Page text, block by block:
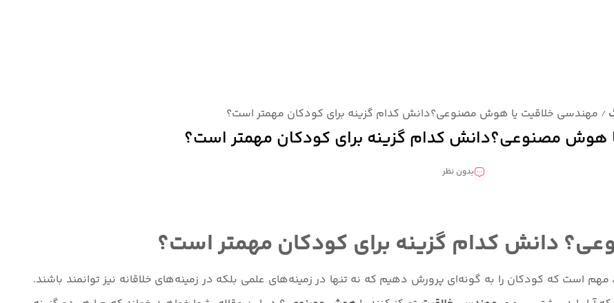
/ مهندسی خلاقیت یا هوش مصنوعی؟دانش کدام گزینه برای کودکان مهمتر است؟
هوش مصنوعی؟دانش کدام گزینه برای کودکان مهمتر است؟
بدون نظر
دانش کدام گزینه برای کودکان مهمتر است؟
است که کودکان را به گونه‌ای پرورش دهیم که نه تنها در زمینه‌های علمی بلکه در زمینه‌های خلاقانه نیز توانمند باشند.